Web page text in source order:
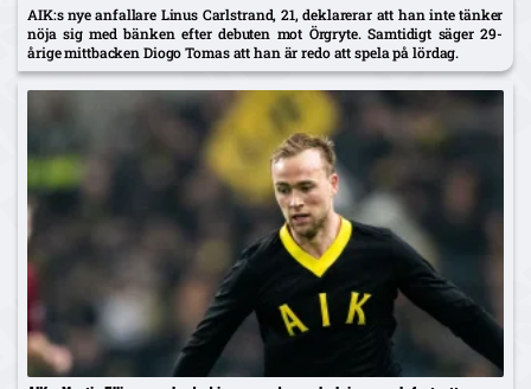
AIK:s nye anfallare Linus Carlstrand, 21, deklarerar att han inte tänker
nöja sig med bänken efter debuten mot Örgryte. Samtidigt säger 29-
årige mittbacken Diogo Tomas att han är redo att spela på lördag.